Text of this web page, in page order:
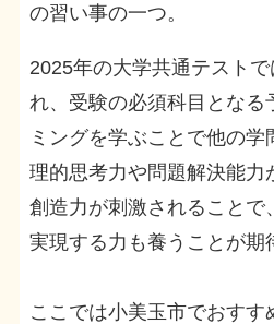
の習い事の一つ。
2025年の大学共通テスト
れ、受験の必須科目となる
ミングを学ぶことで他の
理的思考力や問題解決能力
創造力が刺激されることで
実現する力も養うことが期
ここでは小美玉市でおすす